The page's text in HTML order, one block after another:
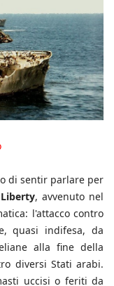
di sentir parlare per
Liberty, avvenuto nel
l'attacco contro
quasi indifesa, da
alla fine della
diversi Stati arabi.
uccisi o feriti da